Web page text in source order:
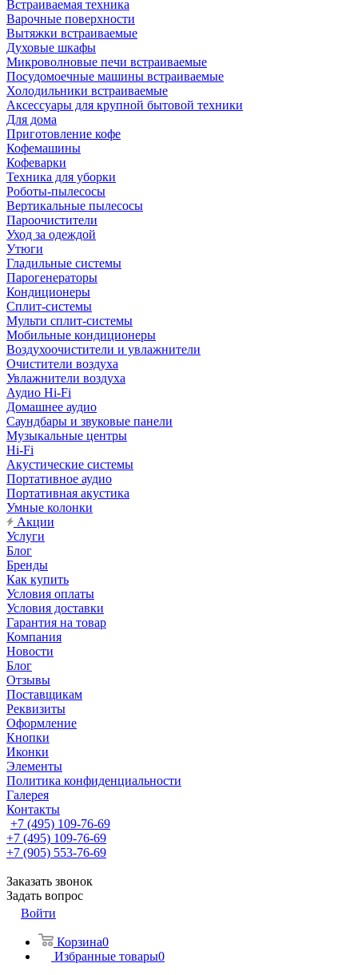
Встраиваемая техника
Варочные поверхности
Вытяжки встраиваемые
Духовые шкафы
Микроволновые печи встраиваемые
Посудомоечные машины встраиваемые
Холодильники встраиваемые
Аксессуары для крупной бытовой техники
Для дома
Приготовление кофе
Кофемашины
Кофеварки
Техника для уборки
Роботы-пылесосы
Вертикальные пылесосы
Пароочистители
Уход за одеждой
Утюги
Гладильные системы
Парогенераторы
Кондиционеры
Сплит-системы
Мульти сплит-системы
Мобильные кондиционеры
Воздухоочистители и увлажнители
Очистители воздуха
Увлажнители воздуха
Аудио Hi-Fi
Домашнее аудио
Саундбары и звуковые панели
Музыкальные центры
Hi-Fi
Акустические системы
Портативное аудио
Портативная акустика
Умные колонки
Акции
Услуги
Блог
Бренды
Как купить
Условия оплаты
Условия доставки
Гарантия на товар
Компания
Новости
Блог
Отзывы
Поставщикам
Реквизиты
Оформление
Кнопки
Иконки
Элементы
Политика конфиденциальности
Галерея
Контакты
+7 (495) 109-76-69
+7 (495) 109-76-69
+7 (905) 553-76-69
Заказать звонок
Задать вопрос
Войти
Корзина0
Избранные товары0